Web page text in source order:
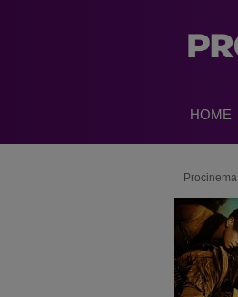
HOME
Procinema